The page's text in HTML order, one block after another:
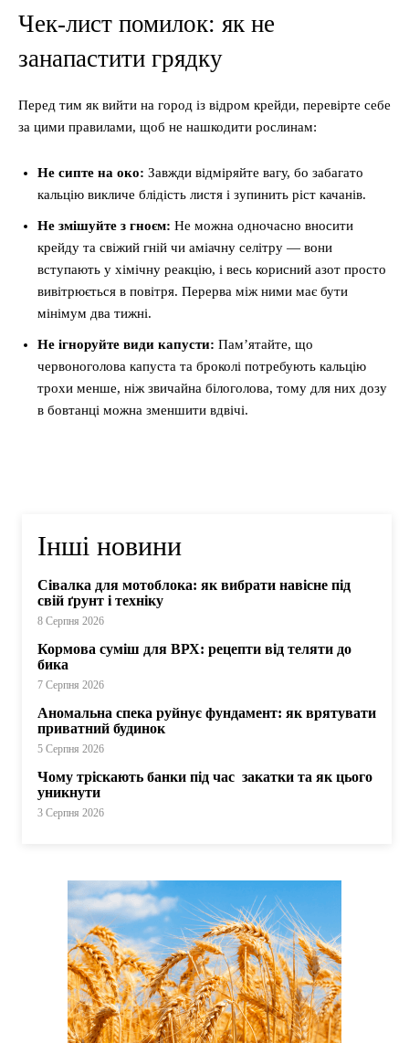
Чек-лист помилок: як не
занапастити грядку
Перед тим як вийти на город із відром крейди, перевірте себе
за цими правилами, щоб не нашкодити рослинам:
Не сипте на око: Завжди відміряйте вагу, бо забагато
кальцію викличе блідість листя і зупинить ріст качанів.
Не змішуйте з гноєм: Не можна одночасно вносити
крейду та свіжий гній чи аміачну селітру — вони
вступають у хімічну реакцію, і весь корисний азот просто
вивітрюється в повітря. Перерва між ними має бути
мінімум два тижні.
Не ігноруйте види капусти: Пам’ятайте, що
червоноголова капуста та броколі потребують кальцію
трохи менше, ніж звичайна білоголова, тому для них дозу
в бовтанці можна зменшити вдвічі.
Інші новини
Сівалка для мотоблока: як вибрати навісне під
свій ґрунт і техніку
8 Серпня 2026
Кормова суміш для ВРХ: рецепти від теляти до
бика
7 Серпня 2026
Аномальна спека руйнує фундамент: як врятувати
приватний будинок
5 Серпня 2026
Чому тріскають банки під час закатки та як цього
уникнути
3 Серпня 2026